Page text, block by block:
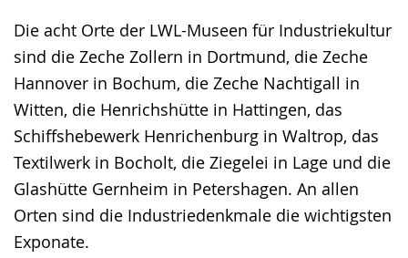
Die acht Orte der LWL-Museen für Industriekultur
sind die Zeche Zollern in Dortmund, die Zeche
Hannover in Bochum, die Zeche Nachtigall in
Witten, die Henrichshütte in Hattingen, das
Schiffshebewerk Henrichenburg in Waltrop, das
Textilwerk in Bocholt, die Ziegelei in Lage und die
Glashütte Gernheim in Petershagen. An allen
Orten sind die Industriedenkmale die wichtigsten
Exponate.